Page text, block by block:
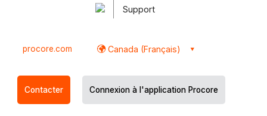
Support
procore.com Canada (Français)
Contacter Connexion à l'application Procore